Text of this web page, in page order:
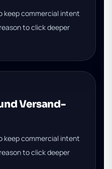
keep commercial intent
to click deeper
Versand-
keep commercial intent
to click deeper